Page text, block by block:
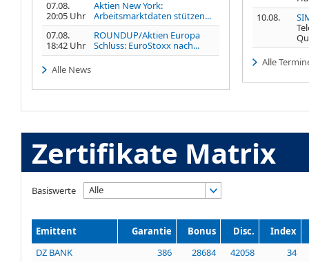
07.08.
20:05 Uhr
Aktien New York:
Arbeitsmarktdaten stützen...
07.08.
18:42 Uhr
ROUNDUP/Aktien Europa
Schluss: EuroStoxx nach...
Alle News
10.08.
Alle
Zertifikate Matrix
Basiswerte Alle
Emittent Garantie Bonus Disc.
Index
DZ BANK
386 28684 42058
34